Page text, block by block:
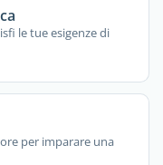
le tue esigenze di
per imparare una